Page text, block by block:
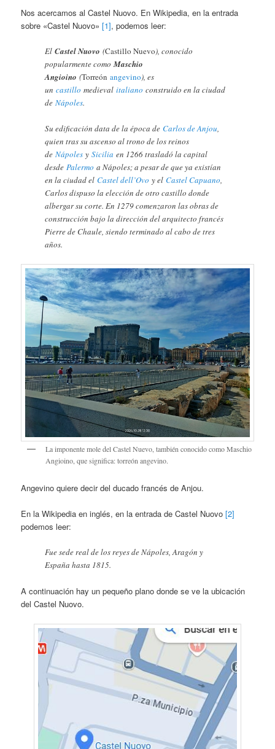
Nos acercamos al Castel Nuovo. En Wikipedia, en la entrada
sobre «Castel Nuovo»[1], podemos leer:
ElCastel Nuovo (Castillo Nuevo), conocido
popularmente comoMaschio
Angioino (Torreónangevino), es
uncastillo medievalitaliano construido en la ciudad
deNápoles.
Su edificación data de la época deCarlos de Anjou,
quien tras su ascenso al trono de los reinos
deNápoles ySicilia en 1266 trasladó la capital
desdePalermo a Nápoles; a pesar de que ya existían
en la ciudad elCastel dell’Ovo y elCastel Capuano,
Carlos dispuso la elección de otro castillo donde
albergar su corte. En 1279 comenzaron las obras de
construcción bajo la dirección del arquitecto francés
Pierre de Chaule, siendo terminado al cabo de tres
años.
La imponente mole del Castel Nuevo, también conocido como Maschio
Angioino, que significa: torreón angevino.
Angevino quiere decir del ducado francés de Anjou.
En la Wikipedia en inglés, en la entrada de Castel Nuovo[2]
podemos leer:
Fue sede real de los reyes de Nápoles, Aragón y
España hasta 1815.
A continuación hay un pequeño plano donde se ve la ubicación
del Castel Nuovo.